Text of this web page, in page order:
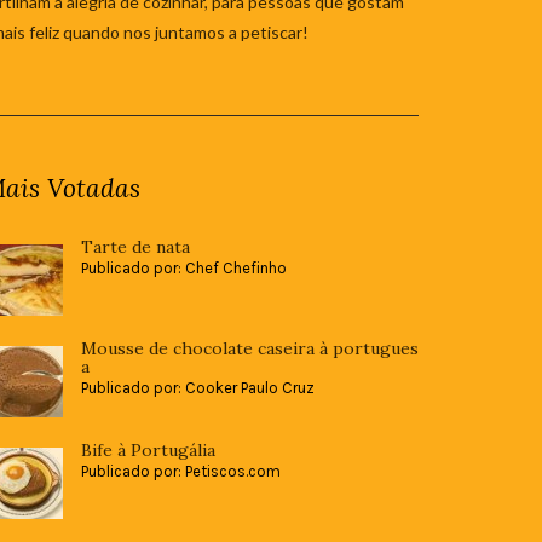
feliz quando nos juntamos a petiscar!
Votadas
Tarte de nata
Publicado por: Chef Chefinho
Mousse de chocolate caseira à portugues
a
Publicado por: Cooker Paulo Cruz
Bife à Portugália
Publicado por: Petiscos.com